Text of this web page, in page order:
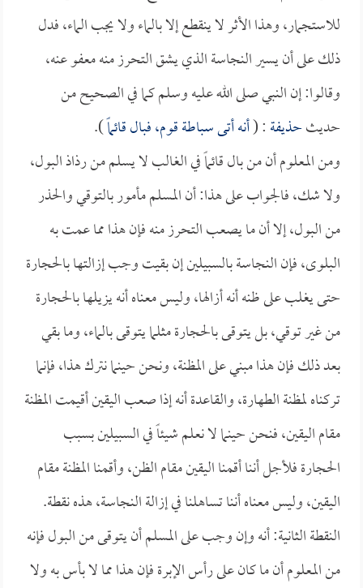
للاستجمار، وهذا الأثر لا ينقطع إلا بالماء ولا يجب الماء، فدل
ذلك على أن يسير النجاسة الذي يشق التحرز منه معفو عنه،
وقالوا: إن النبي صلى الله عليه وسلم كما في الصحيح من
حديثحذيفة: (أنه أتى سباطة قوم، فبال قائماً).
ومن المعلوم أن من بال قائماً في الغالب لا يسلم من رذاذ البول،
ولا شك، فالجواب على هذا: أن المسلم مأمور بالتوقي والحذر
من البول، إلا أن ما يصعب التحرز منه فإن هذا مما عمت به
البلوى، فإن النجاسة بالسبيلين إن بقيت وجب إزالتها بالحجارة
حتى يغلب على ظنه أنه أزالها، وليس معناه أنه يزيلها بالحجارة
من غير توقي، بل يتوقى بالحجارة مثلما يتوقى بالماء، وما بقي
بعد ذلك فإن هذا مبني على المظنة، ونحن حينما نترك هذا، فإنما
تركناه لمظنة الطهارة، والقاعدة أنه إذا صعب اليقين أقيمت المظنة
مقام اليقين، فنحن حينما لا نعلم شيئاً في السبيلين بسبب
الحجارة فلأجل أننا أقمنا اليقين مقام الظن، وأقمنا المظنة مقام
اليقين، وليس معناه أننا تساهلنا في إزالة النجاسة، هذه نقطة.
النقطة الثانية: أنه وإن وجب على المسلم أن يتوقى من البول فإنه
من المعلوم أن ما كان على رأس الإبرة فإن هذا مما لا بأس به ولا